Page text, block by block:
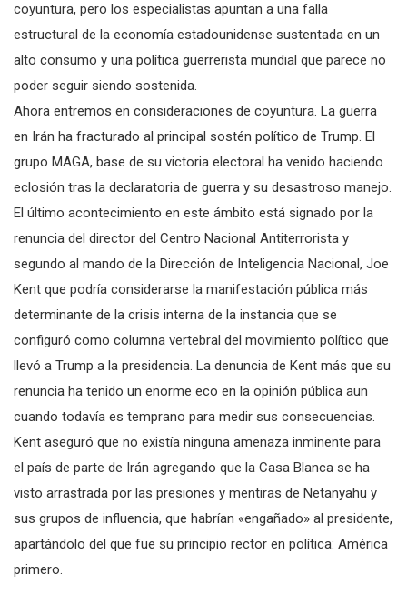
coyuntura, pero los especialistas apuntan a una falla
estructural de la economía estadounidense sustentada en un
alto consumo y una política guerrerista mundial que parece no
poder seguir siendo sostenida.
Ahora entremos en consideraciones de coyuntura. La guerra
en Irán ha fracturado al principal sostén político de Trump. El
grupo MAGA, base de su victoria electoral ha venido haciendo
eclosión tras la declaratoria de guerra y su desastroso manejo.
El último acontecimiento en este ámbito está signado por la
renuncia del director del Centro Nacional Antiterrorista y
segundo al mando de la Dirección de Inteligencia Nacional, Joe
Kent que podría considerarse la manifestación pública más
determinante de la crisis interna de la instancia que se
configuró como columna vertebral del movimiento político que
llevó a Trump a la presidencia. La denuncia de Kent más que su
renuncia ha tenido un enorme eco en la opinión pública aun
cuando todavía es temprano para medir sus consecuencias.
Kent aseguró que no existía ninguna amenaza inminente para
el país de parte de Irán agregando que la Casa Blanca se ha
visto arrastrada por las presiones y mentiras de Netanyahu y
sus grupos de influencia, que habrían «engañado» al presidente,
apartándolo del que fue su principio rector en política: América
primero.